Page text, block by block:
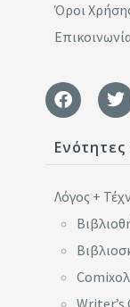
Όροι
Λόγος +